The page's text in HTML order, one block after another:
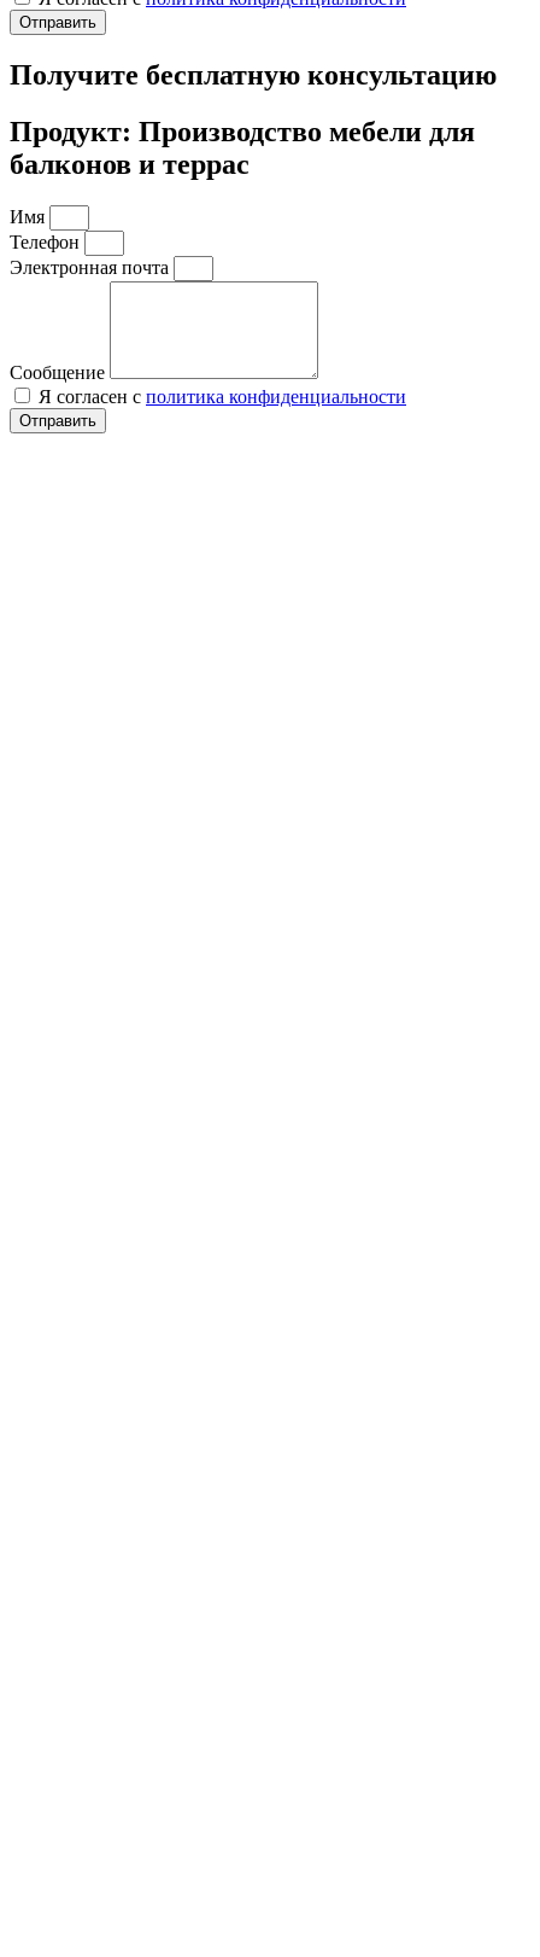
Отправить
Получите бесплатную консультацию
Продукт: Производство мебели для
балконов и террас
Имя
Телефон
Электронная почта
Сообщение
Я согласен с политика конфиденциальности
Отправить